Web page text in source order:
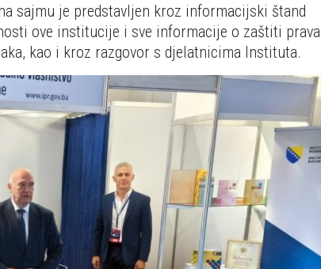
sajmu je predstavljen kroz informacijski štand
ove institucije i sve informacije o zaštiti prava
kao i kroz razgovor s djelatnicima Instituta.